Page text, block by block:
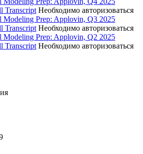
Transcript Необходимо авторизоваться
Modeling Prep: Applovin, Q3 2025
Transcript Необходимо авторизоваться
Modeling Prep: Applovin, Q2 2025
Transcript Необходимо авторизоваться